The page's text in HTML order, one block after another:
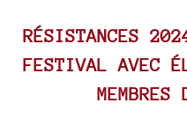
RÉSISTANCES
FESTIVAL AVEC